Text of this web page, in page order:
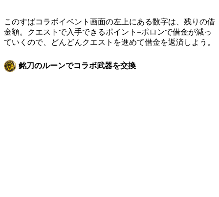
このすばコラボイベント画面の左上にある数字は、残りの借
金額。クエストで入手できるポイント=ポロンで借金が減っ
ていくので、どんどんクエストを進めて借金を返済しよう。
銘刀のルーンでコラボ武器を交換